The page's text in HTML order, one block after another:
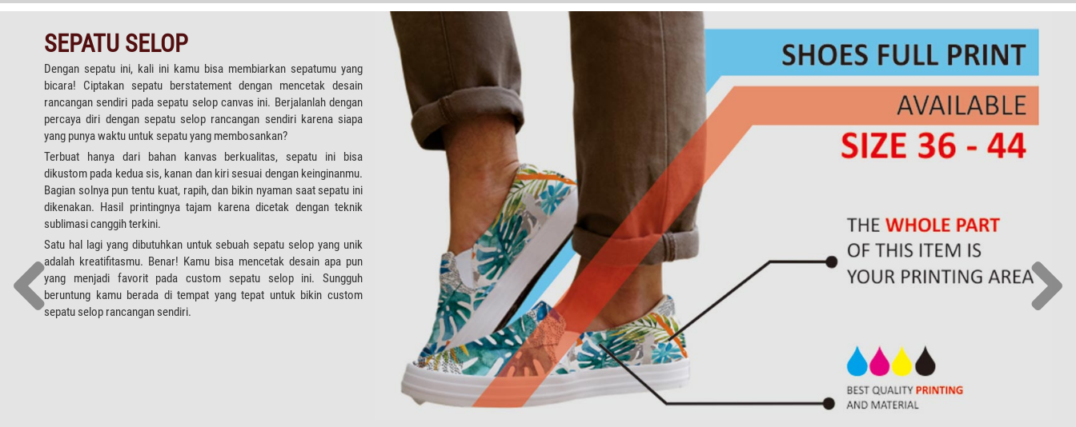
SEPATU SELOP
Dengan sepatu ini, kali ini kamu bisa membiarkan sepatumu yang
bicara! Ciptakan sepatu berstatement dengan mencetak desain
rancangan sendiri pada sepatu selop canvas ini. Berjalanlah dengan
percaya diri dengan sepatu selop rancangan sendiri karena siapa
yang punya waktu untuk sepatu yang membosankan?
Terbuat hanya dari bahan kanvas berkualitas, sepatu ini bisa
dikustom pada kedua sis, kanan dan kiri sesuai dengan keinginanmu.
Bagian solnya pun tentu kuat, rapih, dan bikin nyaman saat sepatu ini
dikenakan. Hasil printingnya tajam karena dicetak dengan teknik
sublimasi canggih terkini.
Satu hal lagi yang dibutuhkan untuk sebuah sepatu selop yang unik
adalah kreatifitasmu. Benar! Kamu bisa mencetak desain apa pun
yang menjadi favorit pada custom sepatu selop ini. Sungguh
beruntung kamu berada di tempat yang tepat untuk bikin custom
sepatu selop rancangan sendiri.